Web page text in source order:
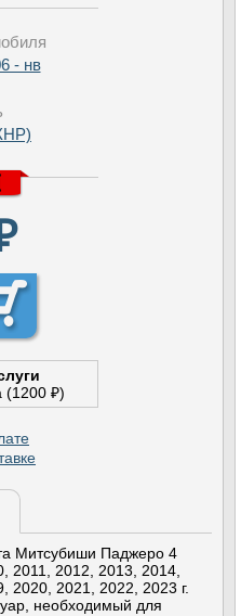
- нв
(1200 ₽)
Митсубиши Паджеро 4
2011, 2012, 2013, 2014,
2020, 2021, 2022, 2023 г.
необходимый для